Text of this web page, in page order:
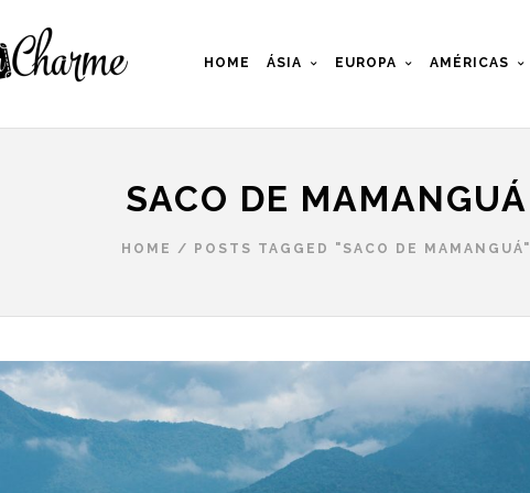
HOME ÁSIA EUROPA AMÉRICAS
SACO DE MAMANGUÁ
HOME / POSTS TAGGED "SACO DE MAMANGUÁ"